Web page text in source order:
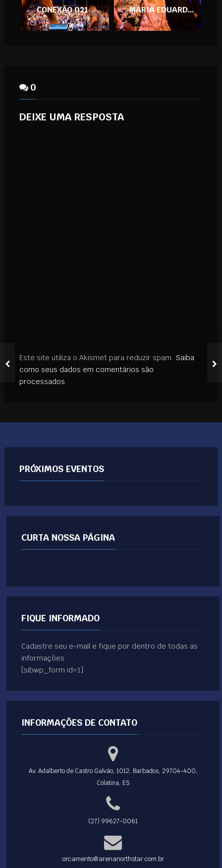
CONEXÃO 021 MARIA EDUARDA 15 ANOS
0
DEIXE UMA RESPOSTA
Este site utiliza o Akismet para reduzir spam. Saiba
como seus dados em comentários são
processados.
PRÓXIMOS EVENTOS
CURTA NOSSA PÁGINA
FIQUE INFORMADO
Cadastre seu e-mail e fique por dentro de todas as
informações.
[sibwp_form id=1]
INFORMAÇÕES DE CONTATO
Av. Adalberto de Castro Galvão, 1012, Barbados, 29704-400,
Colatina, ES
(27) 99627-0061
orcamento@arenanorthstar.com.br